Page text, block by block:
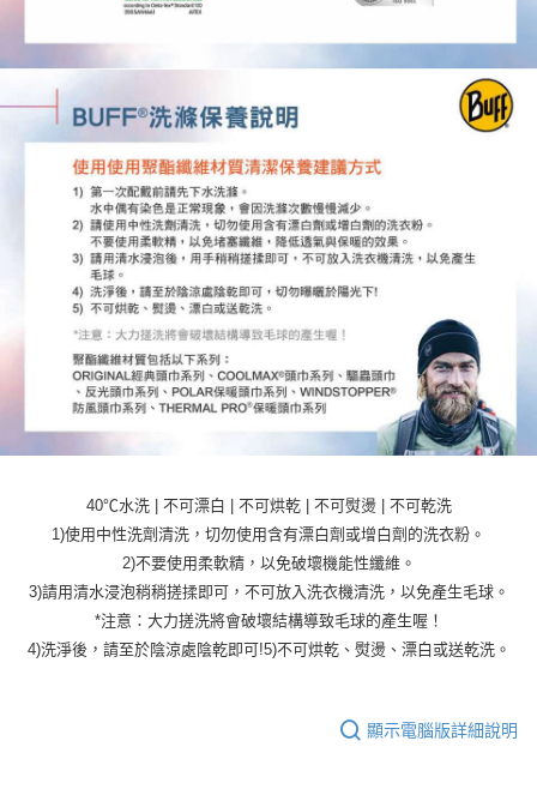
40℃水洗 | 不可漂白 | 不可烘乾 | 不可熨燙 | 不可乾洗
1)使用中性洗劑清洗，切勿使用含有漂白劑或增白劑的洗衣粉。
2)不要使用柔軟精，以免破壞機能性纖維。
3)請用清水浸泡稍稍搓揉即可，不可放入洗衣機清洗，以免產生毛球。
*注意：大力搓洗將會破壞結構導致毛球的產生喔！
4)洗淨後，請至於陰涼處陰乾即可!5)不可烘乾、熨燙、漂白或送乾洗。
顯示電腦版詳細說明